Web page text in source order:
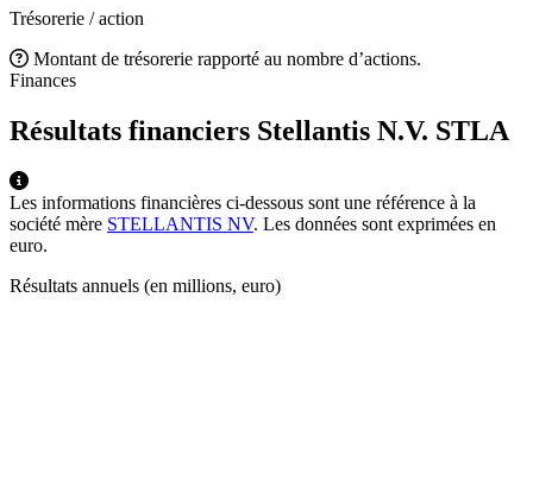
Trésorerie / action
Montant de trésorerie rapporté au nombre d’actions.
Finances
Résultats financiers Stellantis N.V. STLA
Les informations financières ci-dessous sont une référence à la
société mère STELLANTIS NV. Les données sont exprimées en
euro.
Résultats annuels (en millions, euro)